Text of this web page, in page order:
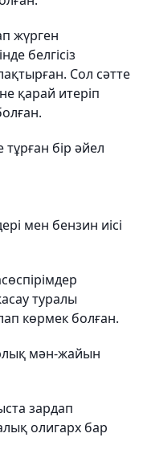
жүрген
белгісіз
Сол сәтте
қарай итеріп
бір әйел
мен бензин иісі
туралы
көрмек болған.
мән-жайын
зардап
олигарх бар